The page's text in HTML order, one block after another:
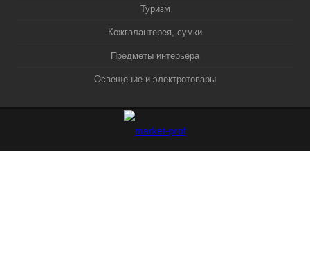
Туризм
Кожгалантерея, сумки
Предметы интерьера
Освещение и электротовары